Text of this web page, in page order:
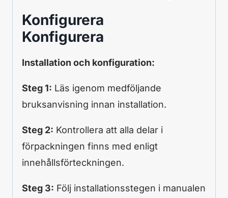
Konfigurera
Konfigurera
Installation och konfiguration:
Steg 1: Läs igenom medföljande
bruksanvisning innan installation.
Steg 2: Kontrollera att alla delar i
förpackningen finns med enligt
innehållsförteckningen.
Steg 3: Följ installationsstegen i manualen